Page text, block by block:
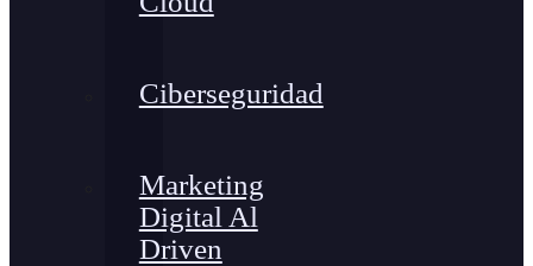
Ciberseguridad
Marketing
Digital Al
Driven